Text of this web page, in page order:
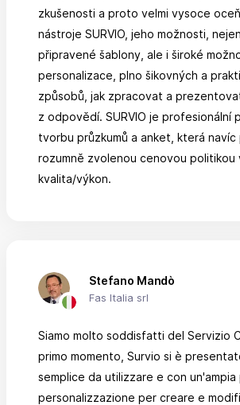
zkušenosti a proto velmi vysoce
nástroje SURVIO, jeho možnosti,
připravené šablony, ale i široké
personalizace, plno šikovných a
způsobů, jak zpracovat a
z odpovědí. SURVIO je profesionální
tvorbu průzkumů a anket, která navíc
rozumně zvolenou cenovou politikou
kvalita/výkon.
Stefano Mandò
Fas Italia srl
Siamo molto soddisfatti del Servizio
primo momento, Survio si è
semplice da utilizzare e con un'ampia
personalizzazione per creare e